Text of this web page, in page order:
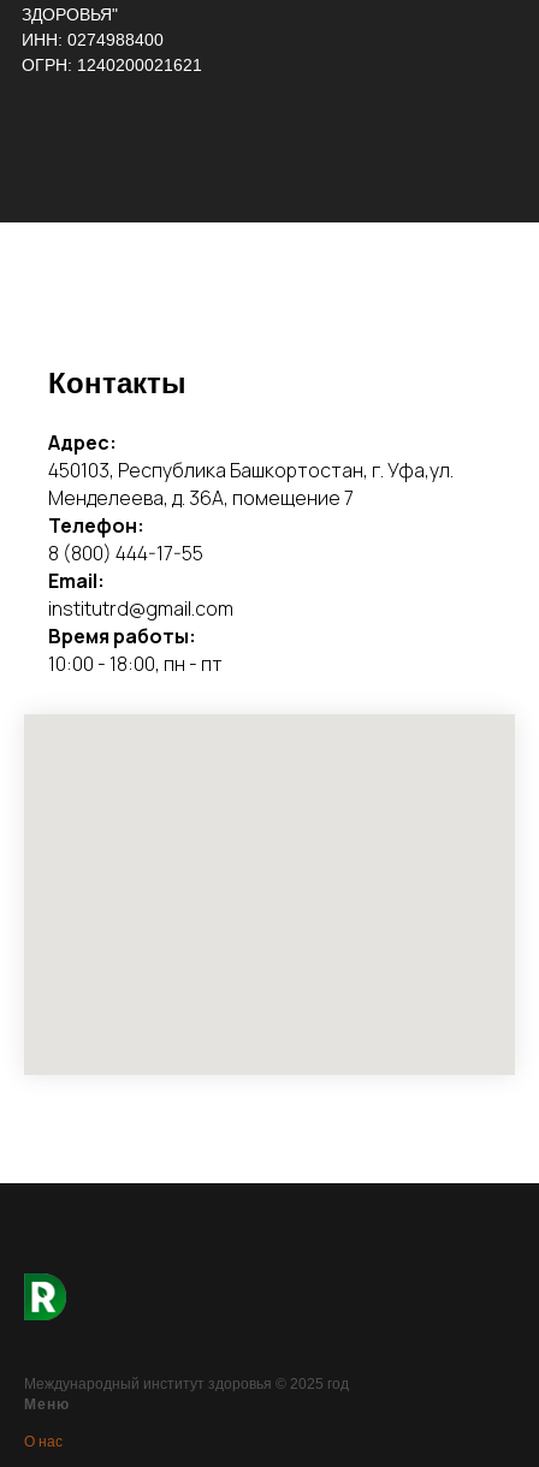
ЗДОРОВЬЯ"
ИНН: 0274988400
ОГРН: 1240200021621
Контакты
Адрес:
450103, Республика Башкортостан, г. Уфа,ул.
Менделеева, д. 36А, помещение 7
Телефон:
8 (800) 444-17-55
Email:
institutrd@gmail.com
Время работы:
10:00 - 18:00, пн - пт
Международный институт здоровья © 2025 год
Меню
О нас